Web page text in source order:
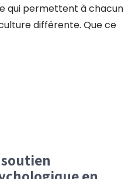
qui permettent à chacun
différente. Que ce
soutien